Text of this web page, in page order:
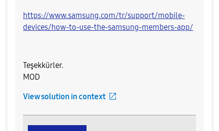
https://www.samsung.com/tr/support/mobile-
devices/how-to-use-the-samsung-members-app/
Teşekkürler.
MOD
View solution in context